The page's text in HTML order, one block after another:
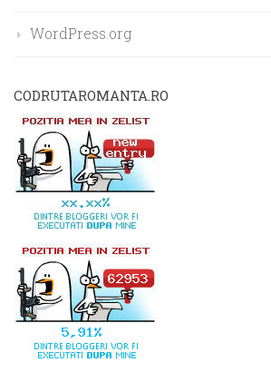
WordPress.org
CODRUTAROMANTA.RO